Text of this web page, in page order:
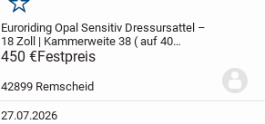
Merken
Euroriding Opal Sensitiv Dressursattel –
18 Zoll | Kammerweite 38 ( auf 40
veränderbar) Ich verkaufe meinen
gepflegten Euroriding Opal Sensitiv
Dressursattel in der Farbe Schwarz.
450 €Festpreis
42899 Remscheid
27.07.2026